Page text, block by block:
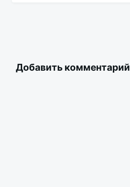
Добавить комментарий